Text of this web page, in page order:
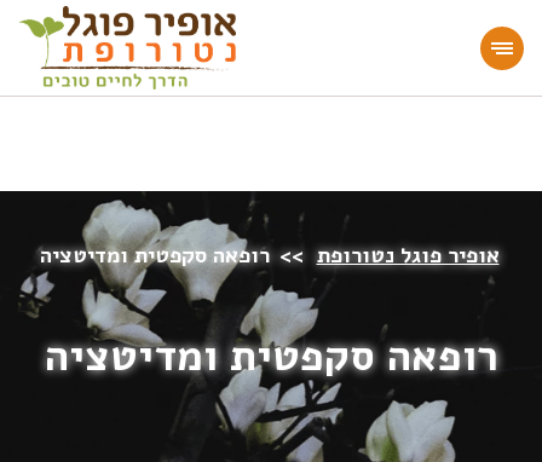
מעוניינים להעמיק או להתחיל דרך חיים בריאה?
הצטרפו לאתר!
אופיר פוגל נטורופת >>רופאה סקפטית ומדיטציה
רופאה סקפטית ומדיטציה